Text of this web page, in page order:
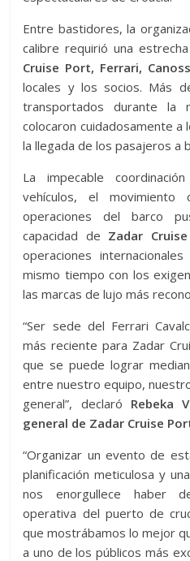
Entre bastidores, la
calibre requirió una
Cruise Port, Ferrari,
locales y los socios. Más
transportados durante la
colocaron cuidadosamente a
la llegada de los pasajeros a
La impecable
vehículos, el
operaciones del barco
capacidad de Zadar
operaciones
mismo tiempo con los
las marcas de lujo más
“Ser sede del Ferrari
más reciente para Zadar
que se puede lograr
entre nuestro equipo,
general”, declaró Rebeka
general de Zadar Cruise
“Organizar un evento de
planificación meticulosa y
nos enorgullece haber
operativa del puerto de
que mostrábamos lo mejor
a uno de los públicos más